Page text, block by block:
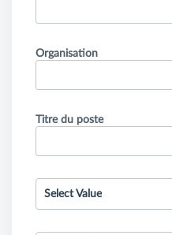
Organisation
Titre du poste
Select Value